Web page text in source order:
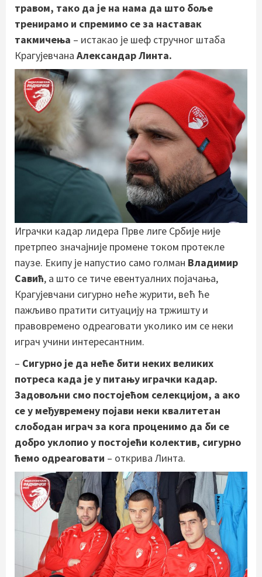
травом, тако да је на нама да што боље
тренирамо и спремимо се за наставак
такмичења – истакао је шеф стручног штаба
Крагујевчана Александар Линта.
Играчки кадар лидера Прве лиге Србије није
претрпео значајније промене током протекле
паузе. Екипу је напустио само голман Владимир
Савић, а што се тиче евентуалних појачања,
Крагујевчани сигурно неће журити, већ ће
пажљиво пратити ситуацију на тржишту и
правовремено одреаговати уколико им се неки
играч учини интересантним.
– Сигурно је да неће бити неких великих
потреса када је у питању играчки кадар.
Задовољни смо постојећом селекцијом, а ако
се у међувремену појави неки квалитетан
слободан играч за кога проценимо да би се
добро уклопио у постојећи колектив, сигурно
ћемо одреаговати – открива Линта.